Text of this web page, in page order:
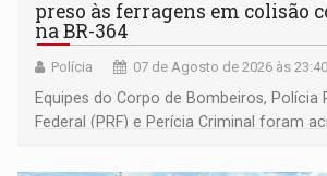
preso às ferragens em colisão
na BR-364
Polícia 07 de Agosto de 2026 às 23:40
Equipes do Corpo de Bombeiros, Polícia
Federal (PRF) e Perícia Criminal foram